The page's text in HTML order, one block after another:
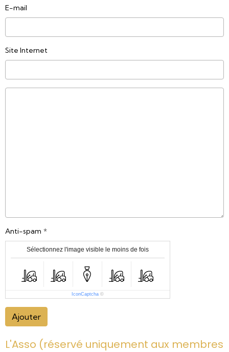
E-mail
Site Internet
Anti-spam
Sélectionnez l'image visible le moins de fois
IconCaptcha ©
Ajouter
L'Asso (réservé uniquement aux membres